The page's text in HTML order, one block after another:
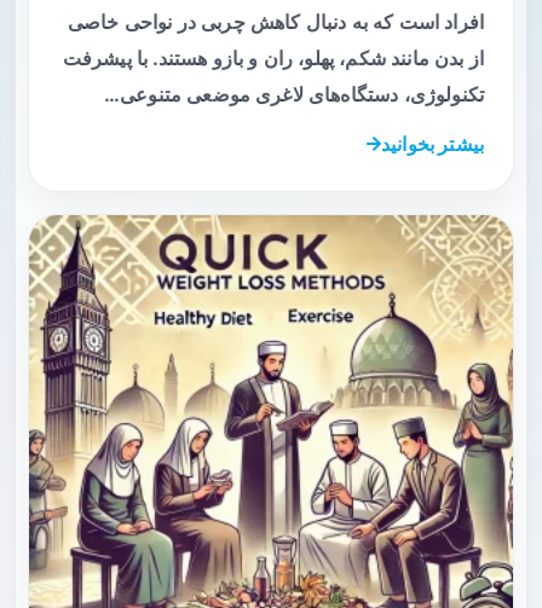
افراد است که به دنبال کاهش چربی در نواحی خاصی
از بدن مانند شکم، پهلو، ران و بازو هستند. با پیشرفت
تکنولوژی، دستگاه‌های لاغری موضعی متنوعی…
بیشتر بخوانید